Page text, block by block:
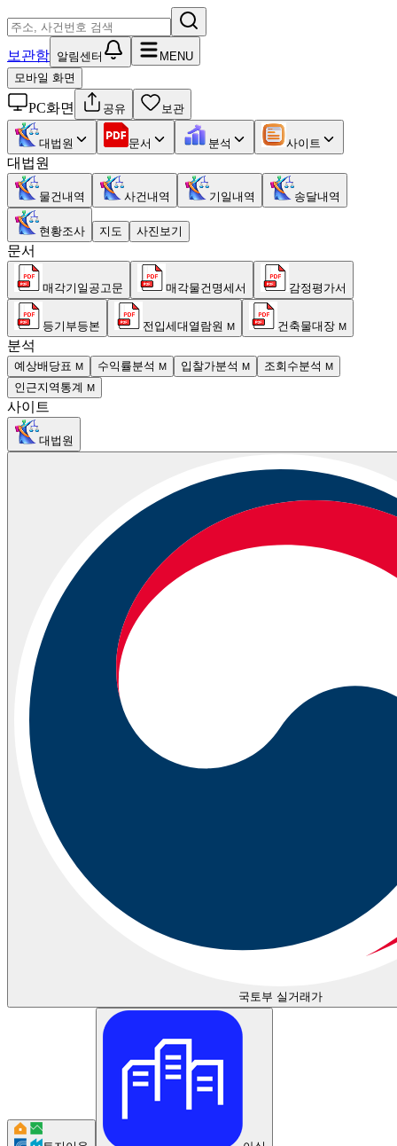
보관함 알림센터
MENU
모바일 화면
PC화면 공유 보관
대법원 문서 분석 사이트
대법원
물건내역 사건내역 기일내역 송달내역
현황조사 지도 사진보기
문서
매각기일공고문 매각물건명세서 감정평가서
등기부등본 전입세대열람원 M 건축물대장 M
분석
예상배당표 M 수익률분석 M 입찰가분석 M 조회수분석 M
인근지역통계 M
사이트
대법원
국토부 실거래가